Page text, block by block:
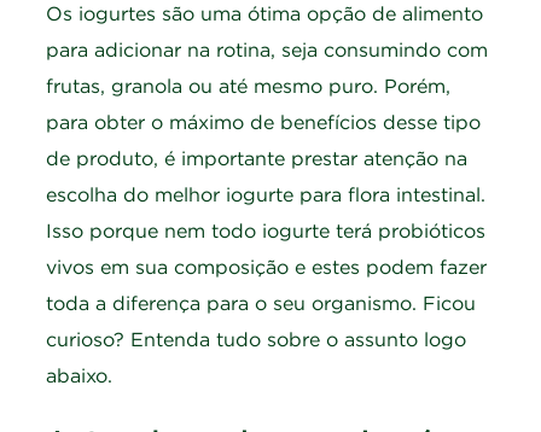
Os iogurtes são uma ótima opção de alimento
para adicionar na rotina, seja consumindo com
frutas, granola ou até mesmo puro. Porém,
para obter o máximo de benefícios desse tipo
de produto, é importante prestar atenção na
escolha do melhor iogurte para flora intestinal.
Isso porque nem todo iogurte terá probióticos
vivos em sua composição e estes podem fazer
toda a diferença para o seu organismo. Ficou
curioso? Entenda tudo sobre o assunto logo
abaixo.